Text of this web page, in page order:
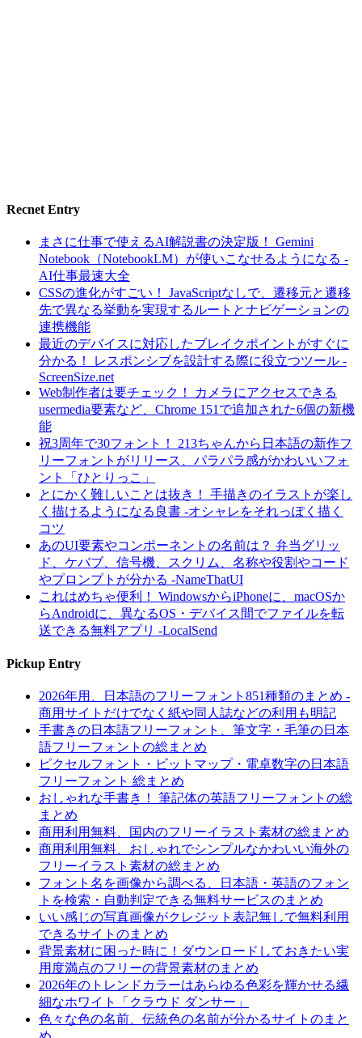
Recnet Entry
まさに仕事で使えるAI解説書の決定版！ Gemini
Notebook（NotebookLM）が使いこなせるようになる -
AI仕事最速大全
CSSの進化がすごい！ JavaScriptなしで、遷移元と遷移
先で異なる挙動を実現するルートとナビゲーションの
連携機能
最近のデバイスに対応したブレイクポイントがすぐに
分かる！ レスポンシブを設計する際に役立つツール -
ScreenSize.net
Web制作者は要チェック！ カメラにアクセスできる
usermedia要素など、Chrome 151で追加された6個の新機
能
祝3周年で30フォント！ 213ちゃんから日本語の新作フ
リーフォントがリリース、パラパラ感がかわいいフォ
ント「ひとりっこ」
とにかく難しいことは抜き！ 手描きのイラストが楽し
く描けるようになる良書 -オシャレをそれっぽく描く
コツ
あのUI要素やコンポーネントの名前は？ 弁当グリッ
ド、ケバブ、信号機、スクリム、名称や役割やコード
やプロンプトが分かる -NameThatUI
これはめちゃ便利！ WindowsからiPhoneに、macOSか
らAndroidに、異なるOS・デバイス間でファイルを転
送できる無料アプリ -LocalSend
Pickup Entry
2026年用、日本語のフリーフォント851種類のまとめ -
商用サイトだけでなく紙や同人誌などの利用も明記
手書きの日本語フリーフォント、筆文字・毛筆の日本
語フリーフォントの総まとめ
ピクセルフォント・ビットマップ・電卓数字の日本語
フリーフォント 総まとめ
おしゃれな手書き！ 筆記体の英語フリーフォントの総
まとめ
商用利用無料、国内のフリーイラスト素材の総まとめ
商用利用無料、おしゃれでシンプルなかわいい海外の
フリーイラスト素材の総まとめ
フォント名を画像から調べる、日本語・英語のフォン
トを検索・自動判定できる無料サービスのまとめ
いい感じの写真画像がクレジット表記無しで無料利用
できるサイトのまとめ
背景素材に困った時に！ダウンロードしておきたい実
用度満点のフリーの背景素材のまとめ
2026年のトレンドカラーはあらゆる色彩を輝かせる繊
細なホワイト「クラウド ダンサー」
色々な色の名前、伝統色の名前が分かるサイトのまと